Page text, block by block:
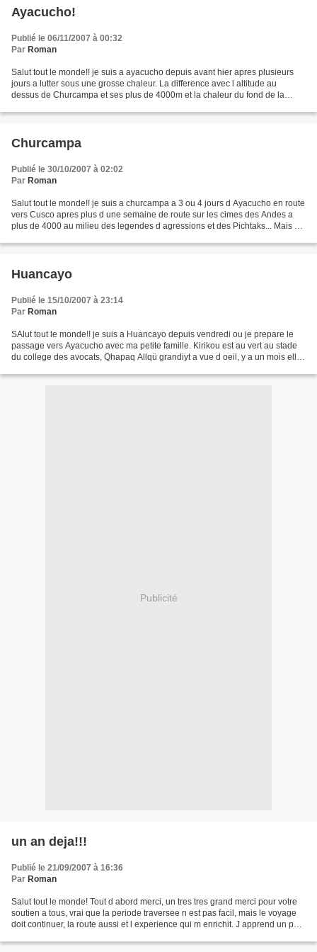
Ayacucho!
Publié le 06/11/2007 à 00:32
Par Roman
Salut tout le monde!! je suis a ayacucho depuis avant hier apres plusieurs
jours a lutter sous une grosse chaleur. La difference avec l altitude au
dessus de Churcampa et ses plus de 4000m et la chaleur du fond de la
Churcampa
Publié le 30/10/2007 à 02:02
Par Roman
Salut tout le monde!! je suis a churcampa a 3 ou 4 jours d Ayacucho en route
vers Cusco apres plus d une semaine de route sur les cimes des Andes a
plus de 4000 au milieu des legendes d agressions et des Pichtaks... Mais qu
Huancayo
Publié le 15/10/2007 à 23:14
Par Roman
SAlut tout le monde!! je suis a Huancayo depuis vendredi ou je prepare le
passage vers Ayacucho avec ma petite famille. Kirikou est au vert au stade
du college des avocats, Qhapaq Allqü grandiyt a vue d oeil, y a un mois elle
Publicité
un an deja!!!
Publié le 21/09/2007 à 16:36
Par Roman
Salut tout le monde! Tout d abord merci, un tres tres grand merci pour votre
soutien a tous, vrai que la periode traversee n est pas facil, mais le voyage
doit continuer, la route aussi et l experience qui m enrichit. J apprend un peu